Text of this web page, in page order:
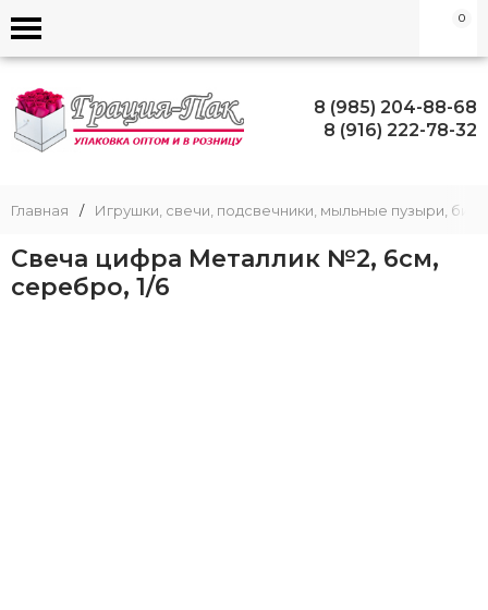
0
8 (985) 204-88-68
8 (916) 222-78-32
Главная / Игрушки, свечи, подсвечники, мыльные пузыри,
Свеча цифра Металлик №2, 6см,
серебро, 1/6